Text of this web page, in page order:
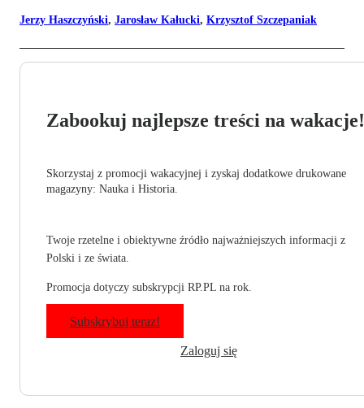
Jerzy Haszczyński, Jarosław Kałucki, Krzysztof Szczepaniak
Zabookuj najlepsze treści na wakacje!
Skorzystaj z promocji wakacyjnej i zyskaj dodatkowe drukowane
magazyny: Nauka i Historia.
Twoje rzetelne i obiektywne źródło najważniejszych informacji z
Polski i ze świata.
Promocja dotyczy subskrypcji RP.PL na rok.
Subskrybuj teraz!
Zaloguj się